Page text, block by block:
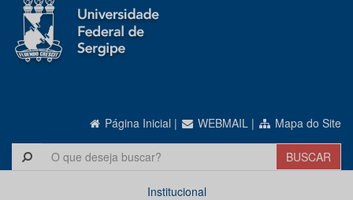
Página Inicial | WEBMAIL | Mapa do Site
Institucional